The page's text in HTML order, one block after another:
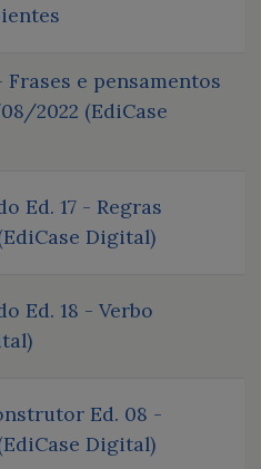
Frases e pensamentos
2022 (EdiCase
Ed. 17 - Regras
Digital)
Ed. 18 - Verbo
Ed. 08 -
Digital)